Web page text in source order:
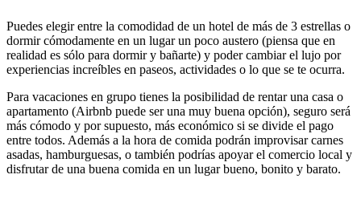
Puedes elegir entre la comodidad de un hotel de más de 3 estrellas o
dormir cómodamente en un lugar un poco austero (piensa que en
realidad es sólo para dormir y bañarte) y poder cambiar el lujo por
experiencias increíbles en paseos, actividades o lo que se te ocurra.
Para vacaciones en grupo tienes la posibilidad de rentar una casa o
apartamento (Airbnb puede ser una muy buena opción), seguro será
más cómodo y por supuesto, más económico si se divide el pago
entre todos. Además a la hora de comida podrán improvisar carnes
asadas, hamburguesas, o también podrías apoyar el comercio local y
disfrutar de una buena comida en un lugar bueno, bonito y barato.